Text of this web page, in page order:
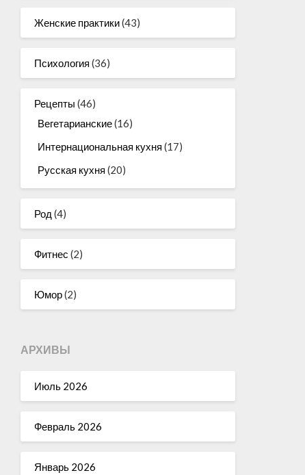
Женские практики(43)
Психология (36)
Рецепты (46)
Вегетарианские(16)
Интернациональная кухня (17)
Русская кухня (20)
Род (4)
Фитнес (2)
Юмор(2)
АРХИВЫ
Июль 2026
Февраль 2026
Январь 2026